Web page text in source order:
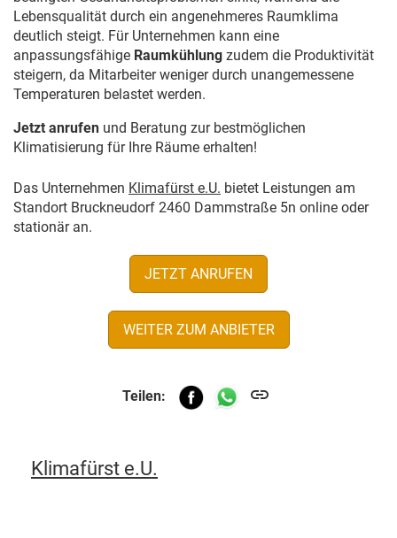
Lebensqualität durch ein angenehmeres Raumklima
deutlich steigt. Für Unternehmen kann eine
anpassungsfähige Raumkühlung zudem die Produktivität
steigern, da Mitarbeiter weniger durch unangemessene
Temperaturen belastet werden.
Jetzt anrufen und Beratung zur bestmöglichen
Klimatisierung für Ihre Räume erhalten!
Das Unternehmen Klimafürst e.U. bietet Leistungen am
Standort Bruckneudorf 2460 Dammstraße 5n online oder
stationär an.
JETZT ANRUFEN
WEITER ZUM ANBIETER
Teilen: link
Klimafürst e.U.